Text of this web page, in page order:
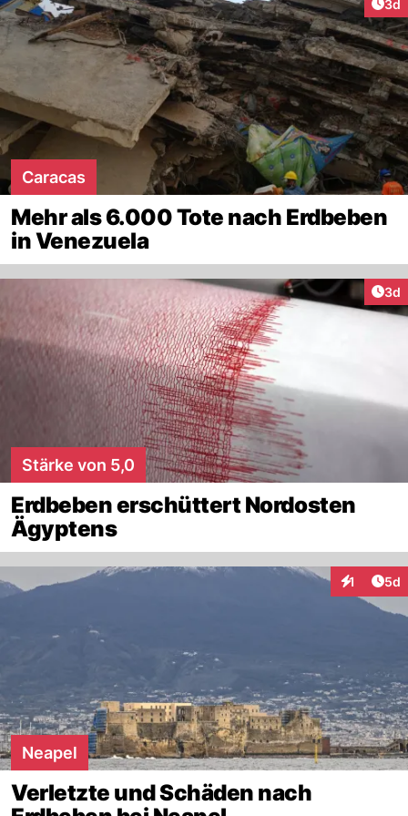
3d
Caracas
Mehr als 6.000 Tote nach Erdbeben
in Venezuela
3d
Stärke von 5,0
Erdbeben erschüttert Nordosten
Ägyptens
1 5d
Neapel
Verletzte und Schäden nach